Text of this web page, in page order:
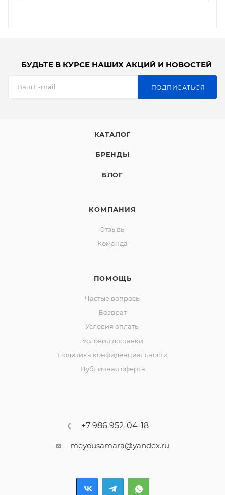
БУДЬТЕ В КУРСЕ НАШИХ АКЦИЙ И НОВОСТЕЙ
ПОДПИСАТЬСЯ
КАТАЛОГ
БРЕНДЫ
БЛОГ
КОМПАНИЯ
Отзывы
Команда
ПОМОЩЬ
Частые вопросы
Возврат
Условия оплаты
Условия доставки
Политика конфиденциальности
Публичная оферта
+7 986 952-04-18
meyousamara@yandex.ru